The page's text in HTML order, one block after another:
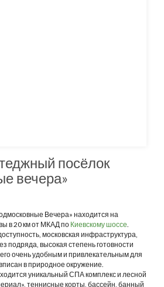
посёлок
вечера»
Вечера» находится на
в 20 км от МКАД по Киевскому шоссе.
московская инфраструктура,
подряда, высокая степень готовности
очень удобным и привлекательным для
в природное окружение.
уникальный СПА комплекс и лесной
теннисные корты, бассейн, банный